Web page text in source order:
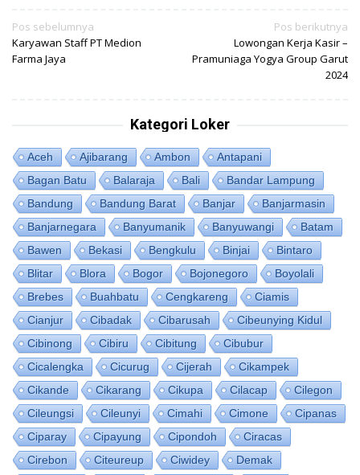
Navigasi
pos
Pos sebelumnya
Karyawan Staff PT Medion
Farma Jaya
Pos berikutnya
Lowongan Kerja Kasir –
Pramuniaga Yogya Group Garut
2024
Kategori Loker
Aceh Ajibarang Ambon
Antapani
Bagan Batu
Balaraja Bali
Bandar Lampung
Bandung
Bandung Barat Banjar
Banjarmasin
Banjarnegara
Banyumanik Banyuwangi
Batam
Bawen
Bekasi Bengkulu Binjai
Bintaro
Blitar
Blora Bogor Bojonegoro
Boyolali
Brebes
Buahbatu Cengkareng
Ciamis
Cianjur
Cibadak Cibarusah
Cibeunying Kidul
Cibinong
Cibiru Cibitung
Cibubur
Cicalengka
Cicurug Cijerah
Cikampek
Cikande
Cikarang Cikupa Cilacap
Cilegon
Cileungsi
Cileunyi Cimahi Cimone
Cipanas
Ciparay
Cipayung Cipondoh
Ciracas
Cirebon
Citeureup Ciwidey
Demak